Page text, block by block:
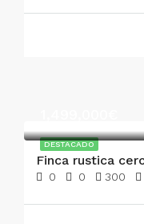
DESTACADO
0 0 300